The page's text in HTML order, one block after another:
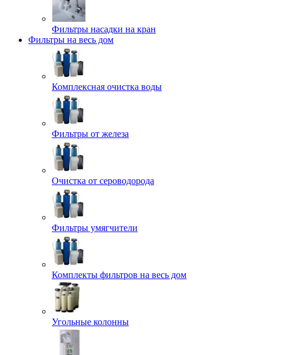
Фильтры насадки на кран
Фильтры на весь дом
Комплексная очистка воды
Фильтры от железа
Очистка от сероводорода
Фильтры умягчители
Комплекты фильтров на весь дом
Угольные колонны